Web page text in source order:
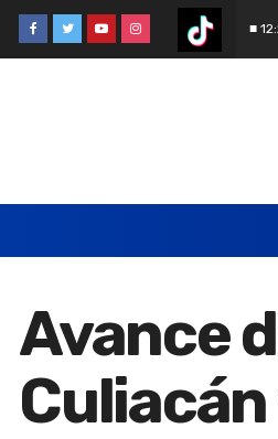
■
Avance